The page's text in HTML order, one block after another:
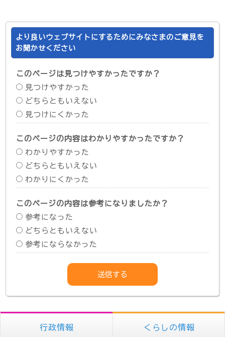
より良いウェブサイトにするためにみなさまのご意見を
お聞かせください
このページは見つけやすかったですか？
見つけやすかった
どちらともいえない
見つけにくかった
このページの内容はわかりやすかったですか？
わかりやすかった
どちらともいえない
わかりにくかった
このページの内容は参考になりましたか？
参考になった
どちらともいえない
参考にならなかった
行政情報 くらしの情報